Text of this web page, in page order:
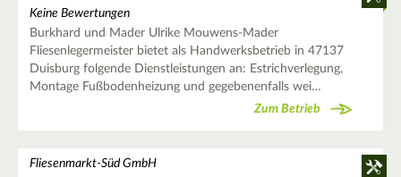
Keine Bewertungen
Burkhard und Mader Ulrike Mouwens-Mader
Fliesenlegermeister bietet als Handwerksbetrieb in 47137
Duisburg folgende Dienstleistungen an: Estrichverlegung,
Montage Fußbodenheizung und gegebenenfalls wei…
Zum Betrieb
Fliesenmarkt-Süd GmbH